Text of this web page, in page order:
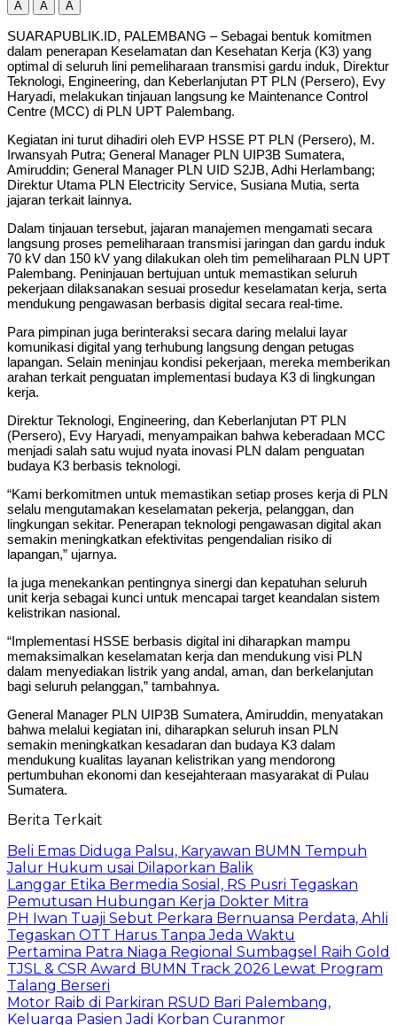
A A A
SUARAPUBLIK.ID, PALEMBANG – Sebagai bentuk komitmen
dalam penerapan Keselamatan dan Kesehatan Kerja (K3) yang
optimal di seluruh lini pemeliharaan transmisi gardu induk, Direktur
Teknologi, Engineering, dan Keberlanjutan PT PLN (Persero), Evy
Haryadi, melakukan tinjauan langsung ke Maintenance Control
Centre (MCC) di PLN UPT Palembang.
Kegiatan ini turut dihadiri oleh EVP HSSE PT PLN (Persero), M.
Irwansyah Putra; General Manager PLN UIP3B Sumatera,
Amiruddin; General Manager PLN UID S2JB, Adhi Herlambang;
Direktur Utama PLN Electricity Service, Susiana Mutia, serta
jajaran terkait lainnya.
Dalam tinjauan tersebut, jajaran manajemen mengamati secara
langsung proses pemeliharaan transmisi jaringan dan gardu induk
70 kV dan 150 kV yang dilakukan oleh tim pemeliharaan PLN UPT
Palembang. Peninjauan bertujuan untuk memastikan seluruh
pekerjaan dilaksanakan sesuai prosedur keselamatan kerja, serta
mendukung pengawasan berbasis digital secara real-time.
Para pimpinan juga berinteraksi secara daring melalui layar
komunikasi digital yang terhubung langsung dengan petugas
lapangan. Selain meninjau kondisi pekerjaan, mereka memberikan
arahan terkait penguatan implementasi budaya K3 di lingkungan
kerja.
Direktur Teknologi, Engineering, dan Keberlanjutan PT PLN
(Persero), Evy Haryadi, menyampaikan bahwa keberadaan MCC
menjadi salah satu wujud nyata inovasi PLN dalam penguatan
budaya K3 berbasis teknologi.
“Kami berkomitmen untuk memastikan setiap proses kerja di PLN
selalu mengutamakan keselamatan pekerja, pelanggan, dan
lingkungan sekitar. Penerapan teknologi pengawasan digital akan
semakin meningkatkan efektivitas pengendalian risiko di
lapangan,” ujarnya.
Ia juga menekankan pentingnya sinergi dan kepatuhan seluruh
unit kerja sebagai kunci untuk mencapai target keandalan sistem
kelistrikan nasional.
“Implementasi HSSE berbasis digital ini diharapkan mampu
memaksimalkan keselamatan kerja dan mendukung visi PLN
dalam menyediakan listrik yang andal, aman, dan berkelanjutan
bagi seluruh pelanggan,” tambahnya.
General Manager PLN UIP3B Sumatera, Amiruddin, menyatakan
bahwa melalui kegiatan ini, diharapkan seluruh insan PLN
semakin meningkatkan kesadaran dan budaya K3 dalam
mendukung kualitas layanan kelistrikan yang mendorong
pertumbuhan ekonomi dan kesejahteraan masyarakat di Pulau
Sumatera.
Berita Terkait
Beli Emas Diduga Palsu, Karyawan BUMN Tempuh
Jalur Hukum usai Dilaporkan Balik
Langgar Etika Bermedia Sosial, RS Pusri Tegaskan
Pemutusan Hubungan Kerja Dokter Mitra
PH Iwan Tuaji Sebut Perkara Bernuansa Perdata, Ahli
Tegaskan OTT Harus Tanpa Jeda Waktu
Pertamina Patra Niaga Regional Sumbagsel Raih Gold
TJSL & CSR Award BUMN Track 2026 Lewat Program
Talang Berseri
Motor Raib di Parkiran RSUD Bari Palembang,
Keluarga Pasien Jadi Korban Curanmor